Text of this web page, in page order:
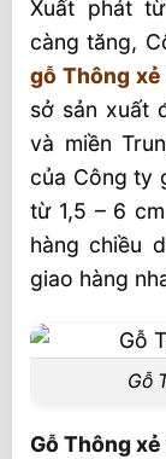
Gỗ
Nước
Đa
Xuất phát
càng tăng,
gỗ Thông xẻ
sở sản xuất
và miền
của Công ty
từ 1,5 – 6
hàng chiều
giao hàng
Gỗ
Gỗ Thông